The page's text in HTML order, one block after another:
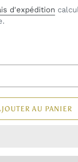
d'expédition
AU PANIER